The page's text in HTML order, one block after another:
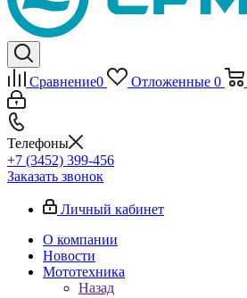
Сравнение0 Отложенные 0
Телефоны
+7 (3452) 399-456
Заказать звонок
Личный кабинет
О компании
Новости
Мототехника
Назад